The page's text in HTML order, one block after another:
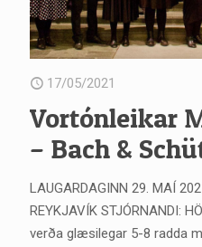
17/05/2021
Vortónleikar
– Bach &
LAUGARDAGINN 29. MAÍ
REYKJAVÍK STJÓRNANDI:
verða glæsilegar 5-8 radda